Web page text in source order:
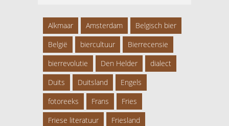
Alkmaar Amsterdam
Belgisch bier
België
biercultuur
Bierrecensie
bierrevolutie
Den Helder
dialect
Duits
Duitsland
Engels
fotoreeks
Frans
Fries
Friese literatuur
Friesland